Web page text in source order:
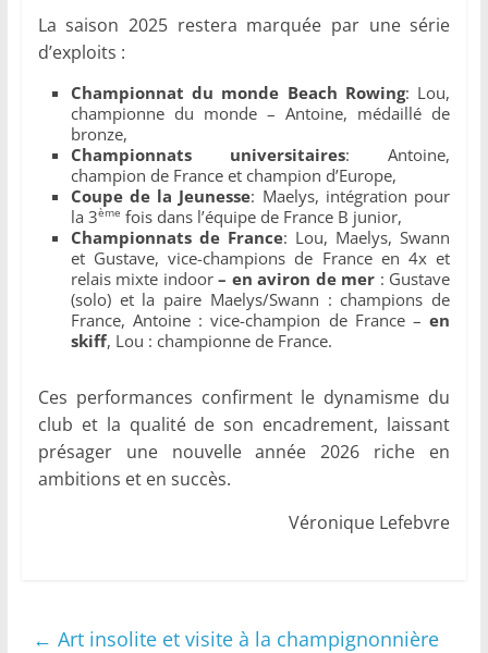
La saison 2025 restera marquée par une série
d’exploits :
Championnat du monde Beach Rowing: Lou,
championne du monde – Antoine, médaillé de
bronze,
Championnats universitaires: Antoine,
champion de France et champion d’Europe,
Coupe de la Jeunesse: Maelys, intégration pour
la 3ème fois dans l’équipe de France B junior,
Championnats de France: Lou, Maelys, Swann
et Gustave, vice-champions de France en 4x et
relais mixte indoor– en aviron de mer : Gustave
(solo) et la paire Maelys/Swann : champions de
France, Antoine : vice-champion de France –en
skiff, Lou : championne de France.
Ces performances confirment le dynamisme du
club et la qualité de son encadrement, laissant
présager une nouvelle année 2026 riche en
ambitions et en succès.
Véronique Lefebvre
← Art insolite et visite à la champignonnière